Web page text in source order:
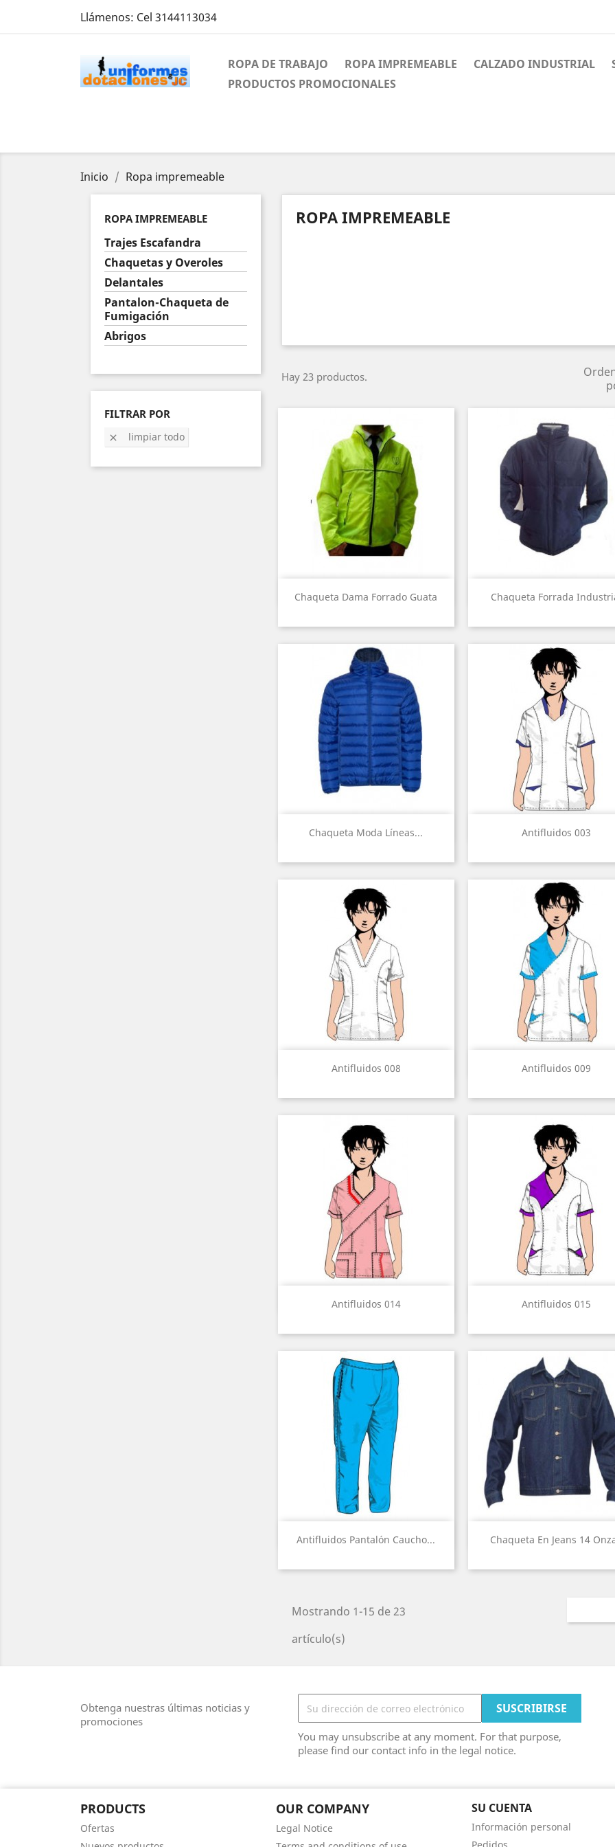
Llámenos: Cel 3144113034
ROPA DE TRABAJO ROPA IMPREMEABLE CALZADO INDUSTRIAL
PRODUCTOS PROMOCIONALES
Inicio Ropa impremeable
ROPA IMPREMEABLE
Trajes Escafandra
Chaquetas y Overoles
Delantales
Pantalon-Chaqueta de
Fumigación
Abrigos
FILTRAR POR
 limpiar todo
ROPA IMPREMEABLE
Hay 23 productos.
Chaqueta Dama Forrado Guata
 Vista rápida Chaqueta Forrada
Vista rápida
Chaqueta Moda Líneas...
Vista rápida Antifluidos 003
Vista rápida
Antifluidos 008
Vista rápida Antifluidos 009
Vista rápida
Antifluidos 014
Vista rápida Antifluidos 015
Vista rápida
Antifluidos Pantalón Caucho...
Vista rápida Chaqueta En Jeans 14
Vista rápida
Mostrando 1-15 de 23
artículo(s)
Obtenga nuestras últimas noticias y
promociones
You may unsubscribe at any moment. For that purpose,
please find our contact info in the legal notice.
PRODUCTS
Ofertas
OUR COMPANY
Legal Notice
SU CUENTA
Información personal